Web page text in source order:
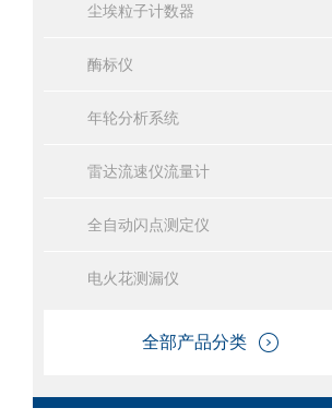
尘埃粒子计数器
酶标仪
年轮分析系统
雷达流速仪流量计
全自动闪点测定仪
电火花测漏仪
全部产品分类